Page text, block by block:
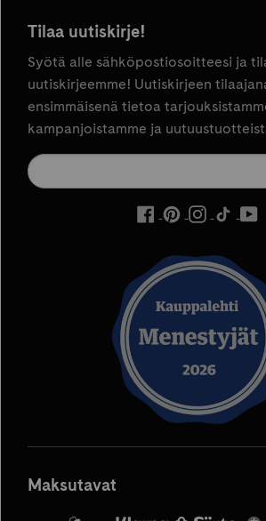
Tilaa uutiskirje!
Syötä alle sähköpostiosoitteesi ja
uutiskirjeemme! Uutiskirjeen
ensimmäisenä tietoa
kampanjoistamme ja
ulkoinen
avautuu
uuteen
välilehteen
ulkoinen
avautuu
uuteen
välilehteen
ulkoinen
avautuu
uuteen
Maksutavat